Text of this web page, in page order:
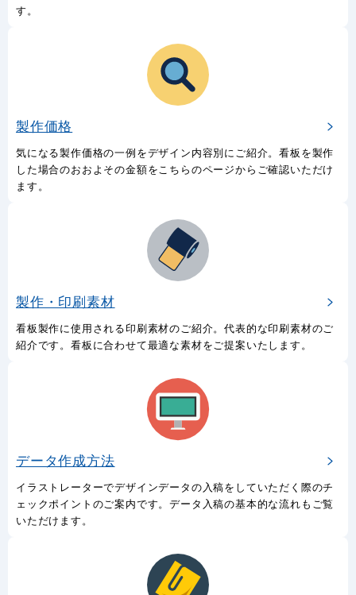
す。
製作価格
気になる製作価格の一例をデザイン内容別にご紹介。看板を製作
した場合のおおよその金額をこちらのページからご確認いただけ
ます。
製作・印刷素材
看板製作に使用される印刷素材のご紹介。代表的な印刷素材のご
紹介です。看板に合わせて最適な素材をご提案いたします。
データ作成方法
イラストレーターでデザインデータの入稿をしていただく際のチ
ェックポイントのご案内です。データ入稿の基本的な流れもご覧
いただけます。